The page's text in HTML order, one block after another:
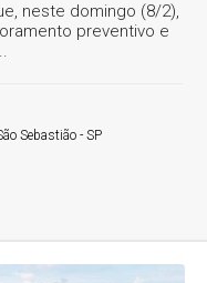
neste domingo (8/2),
preventivo e
Sebastião - SP